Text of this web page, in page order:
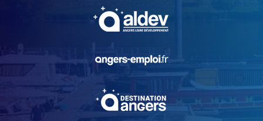
, Ouvre une nouvelle